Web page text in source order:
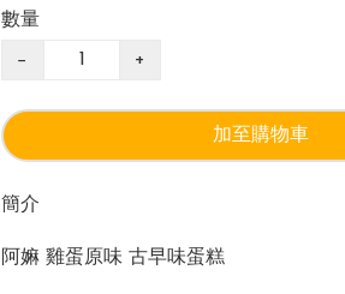
數量
− +
加至購物車
簡介
阿嫲 雞蛋原味 古早味蛋糕